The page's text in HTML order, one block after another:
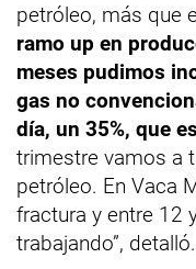
petróleo, más que
ramo up en
meses pudimos
gas no
día, un 35%, que
trimestre vamos a
petróleo. En Vaca
fractura y entre 12
trabajando”, detalló.